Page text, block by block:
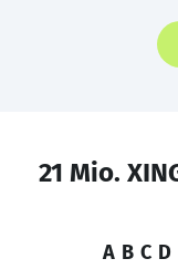
21 Mio.
A B C D